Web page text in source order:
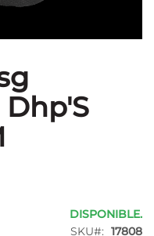
DISPONIBLE.
SKU
17808